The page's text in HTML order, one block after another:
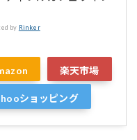
by Rinker
楽天市場
ショッピング